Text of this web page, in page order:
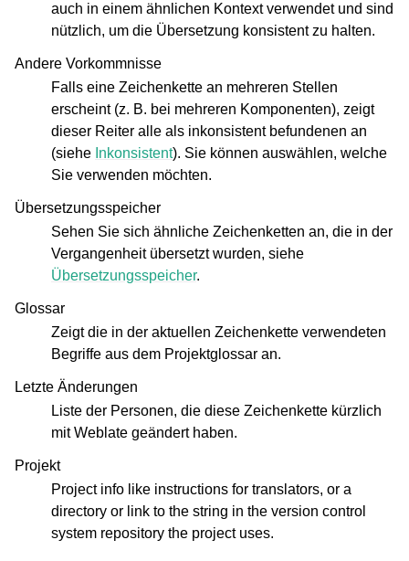
auch in einem ähnlichen Kontext verwendet und sind
nützlich, um die Übersetzung konsistent zu halten.
Andere Vorkommnisse
Falls eine Zeichenkette an mehreren Stellen
erscheint (z. B. bei mehreren Komponenten), zeigt
dieser Reiter alle als inkonsistent befundenen an
(siehe Inkonsistent). Sie können auswählen, welche
Sie verwenden möchten.
Übersetzungsspeicher
Sehen Sie sich ähnliche Zeichenketten an, die in der
Vergangenheit übersetzt wurden, siehe
Übersetzungsspeicher.
Glossar
Zeigt die in der aktuellen Zeichenkette verwendeten
Begriffe aus dem Projektglossar an.
Letzte Änderungen
Liste der Personen, die diese Zeichenkette kürzlich
mit Weblate geändert haben.
Projekt
Project info like instructions for translators, or a
directory or link to the string in the version control
system repository the project uses.